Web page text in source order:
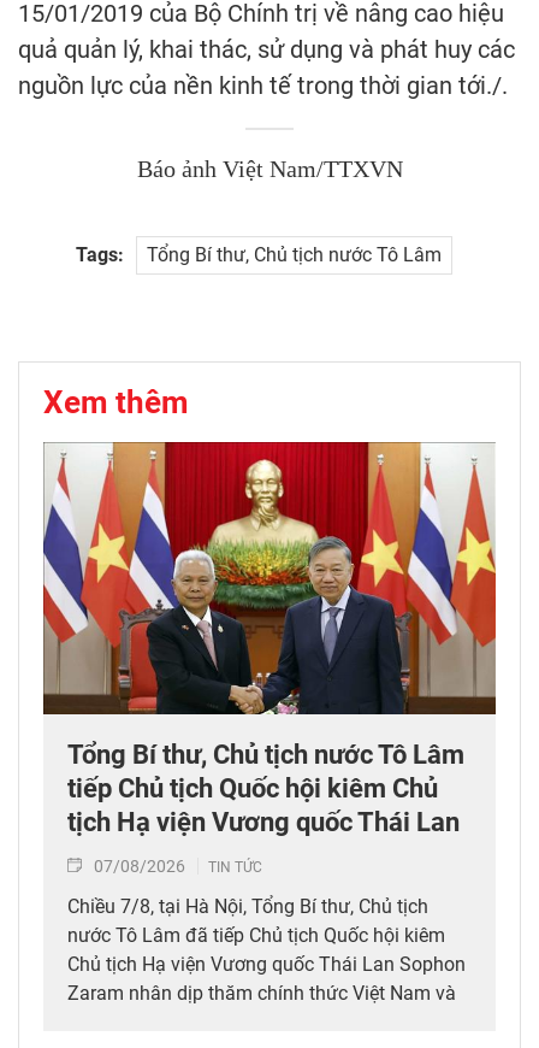
15/01/2019 của Bộ Chính trị về nâng cao hiệu
quả quản lý, khai thác, sử dụng và phát huy các
nguồn lực của nền kinh tế trong thời gian tới./.
Báo ảnh Việt Nam/TTXVN
Tags: Tổng Bí thư, Chủ tịch nước Tô Lâm
Xem thêm
Tổng Bí thư, Chủ tịch nước Tô Lâm
tiếp Chủ tịch Quốc hội kiêm Chủ
tịch Hạ viện Vương quốc Thái Lan
07/08/2026 TIN TỨC
Chiều 7/8, tại Hà Nội, Tổng Bí thư, Chủ tịch
nước Tô Lâm đã tiếp Chủ tịch Quốc hội kiêm
Chủ tịch Hạ viện Vương quốc Thái Lan Sophon
Zaram nhân dịp thăm chính thức Việt Nam và